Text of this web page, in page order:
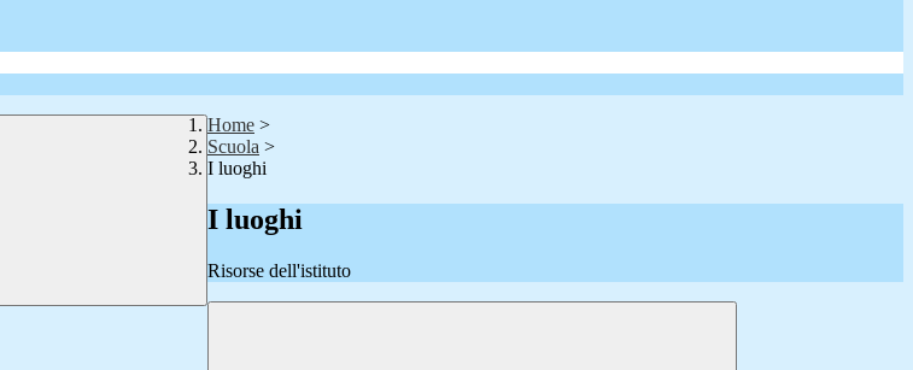
Home >
Scuola >
I luoghi
I luoghi
Risorse dell'istituto